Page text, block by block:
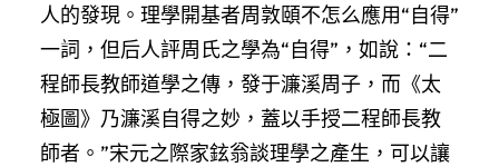
人的發現。理學開基者周敦頤不怎么應用“自得”
一詞，但后人評周氏之學為“自得”，如說：“二
程師長教師道學之傳，發于濂溪周子，而《太
極圖》乃濂溪自得之妙，蓋以手授二程師長教
師者。”宋元之際家鉉翁談理學之產生，可以讓